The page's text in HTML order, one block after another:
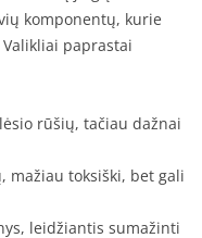
komponentų, kurie
paprastai
rūšių, tačiau dažnai
mažiau toksiški, bet gali
leidžiantis sumažinti